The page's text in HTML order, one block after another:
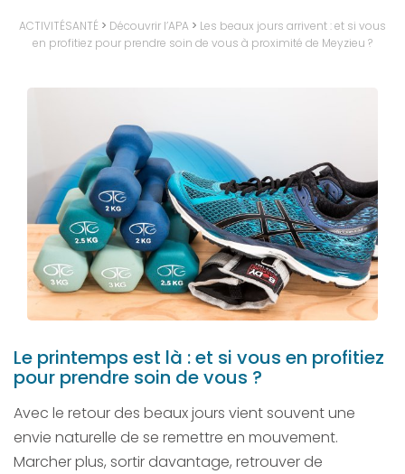
ACTIVITÉSANTÉ > Découvrir l’APA > Les beaux jours arrivent : et si vous
en profitiez pour prendre soin de vous à proximité de Meyzieu ?
Le printemps est là : et si vous en profitiez
pour prendre soin de vous ?
Avec le retour des beaux jours vient souvent une
envie naturelle de se remettre en mouvement.
Marcher plus, sortir davantage, retrouver de